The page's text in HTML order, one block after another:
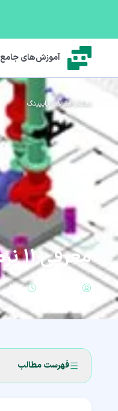
آموزش‌های جامع
نماتک /مقالات پایپینگ
معرفی 11 نرم افزار پایپینگ کاربردی
۲۰ آبان ۱۴۰۲
فهرست مطالب